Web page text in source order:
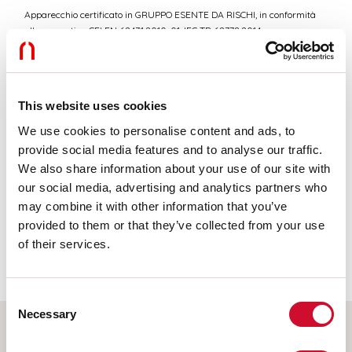
This website uses cookies
We use cookies to personalise content and ads, to
provide social media features and to analyse our traffic.
We also share information about your use of our site with
our social media, advertising and analytics partners who
may combine it with other information that you’ve
provided to them or that they’ve collected from your use
of their services.
Selection
Necessary
Apparecchio certificato in GRUPPO ESENTE DA RISCHI, in conformità
alla normativa CEI EN 62471:2010-01, IEC TR 62778:2014.
CAM edilizia - Conforme al Decreto Ministeriale 23 giugno 2022 n.256 e
24 novembre 2025 n.256.
Luminanza media
Limite di luminanza in ambienti con videoterminali:
Inferiore alle 3000 cd/mq per angoli > 65° (secondo EN